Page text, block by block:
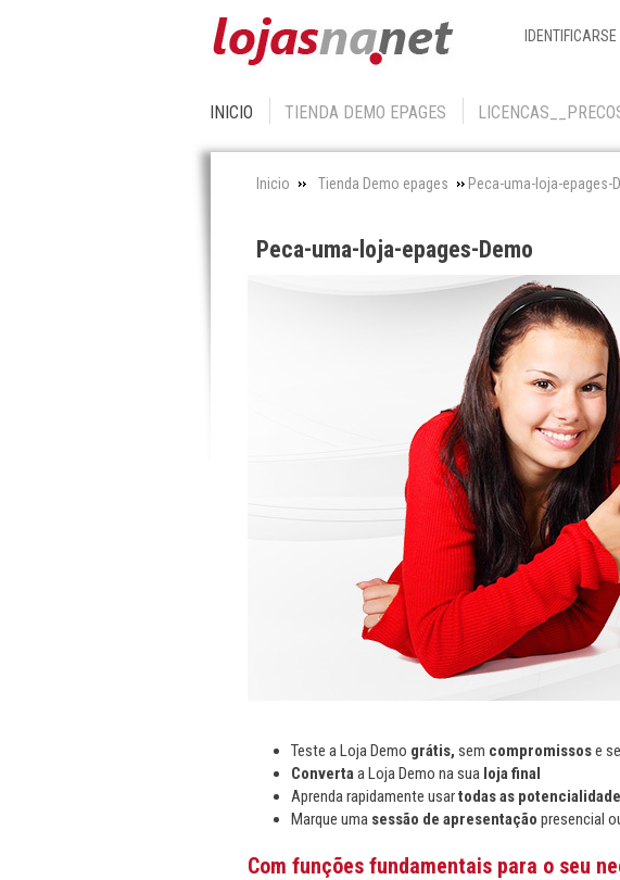
IDENTIFICARSE
INICIO TIENDA DEMO EPAGES
Inicio Tienda Demo epages Peca-uma-loja-epages-
Peca-uma-loja-epages-Demo
Teste a Loja Demo grátis, sem compromissose
Convertaa Loja Demo na sua loja final
Aprenda rapidamente usartodas as
Marque uma sessão de apresentação presencial
Com funções fundamentais para o seu